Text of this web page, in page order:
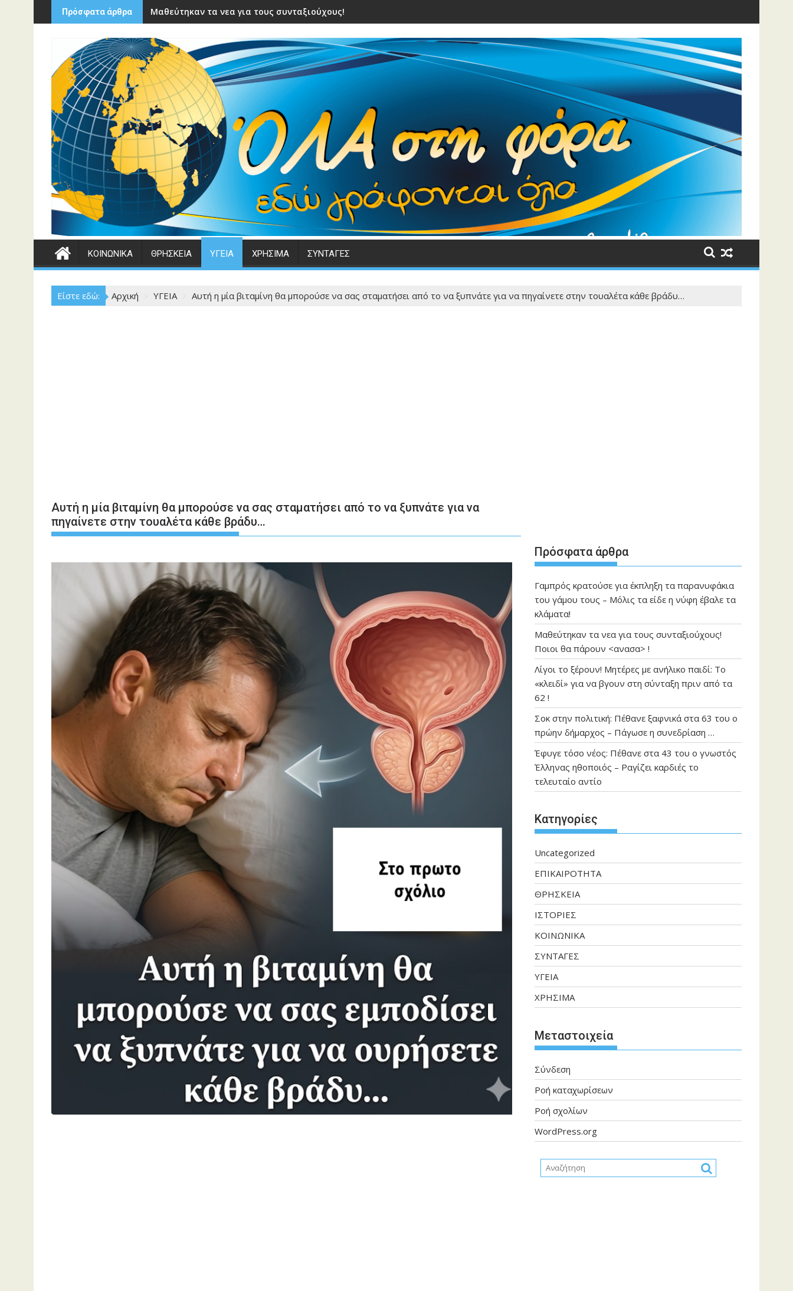
Περάστε
στο
περιεχόμενο
Πρόσφατα άρθρα Μαθεύτηκαν τα νεα για τους συνταξιούχους! Ποιοι θα πάρουν <ανασα> !
ΚΟΙΝΩΝΙΚΑ ΘΡΗΣΚΕΙΑ ΥΓΕΙΑ ΧΡΗΣΙΜΑ ΣΥΝΤΑΓΕΣ
Είστε εδώ: Αρχική ΥΓΕΙΑ Αυτή η μία βιταμίνη θα μπορούσε να σας σταματήσει από το να ξυπνάτε για να πηγαίνετε στην τουαλέτα κάθε βράδυ…
Αυτή η μία βιταμίνη θα μπορούσε να σας σταματήσει από το να ξυπνάτε για να
πηγαίνετε στην τουαλέτα κάθε βράδυ…
Πρόσφατα άρθρα
Γαμπρός κρατούσε για έκπληξη τα παρανυφάκια
του γάμου τους – Μόλις τα είδε η νύφη έβαλε τα
κλάματα!
Μαθεύτηκαν τα νεα για τους συνταξιούχους!
Ποιοι θα πάρουν <ανασα> !
Λίγοι το ξέρουν! Μητέρες με ανήλικο παιδί: Το
«κλειδί» για να βγουν στη σύνταξη πριν από τα
62 !
Σοκ στην πολιτική: Πέθανε ξαφνικά στα 63 του ο
πρώην δήμαρχος – Πάγωσε η συνεδρίαση …
Έφυγε τόσο νέος: Πέθανε στα 43 του ο γνωστός
Έλληνας ηθοποιός – Ραγίζει καρδιές το
τελευταίο αντίο
Kατηγορίες
Uncategorized
ΕΠΙΚΑΙΡΟΤΗΤΑ
ΘΡΗΣΚΕΙΑ
ΙΣΤΟΡΙΕΣ
ΚΟΙΝΩΝΙΚΑ
ΣΥΝΤΑΓΕΣ
ΥΓΕΙΑ
ΧΡΗΣΙΜΑ
Μεταστοιχεία
Σύνδεση
Ροή καταχωρίσεων
Ροή σχολίων
WordPress.org